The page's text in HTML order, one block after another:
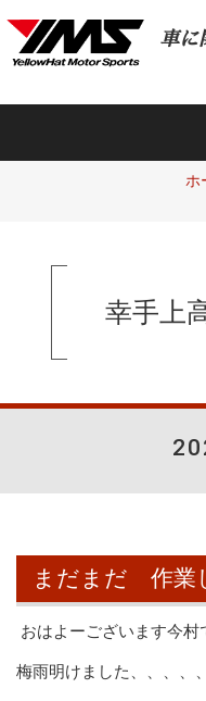
車に
ホ
幸手上
まだまだ 作業
おはよーございます今村
梅雨明けました、、、、、